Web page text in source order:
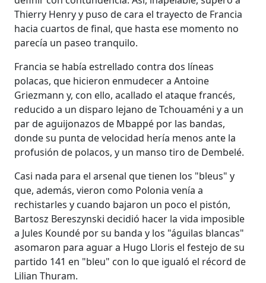
Thierry Henry y puso de cara el trayecto de Francia
hacia cuartos de final, que hasta ese momento no
parecía un paseo tranquilo.
Francia se había estrellado contra dos líneas
polacas, que hicieron enmudecer a Antoine
Griezmann y, con ello, acallado el ataque francés,
reducido a un disparo lejano de Tchouaméni y a un
par de aguijonazos de Mbappé por las bandas,
donde su punta de velocidad hería menos ante la
profusión de polacos, y un manso tiro de Dembelé.
Casi nada para el arsenal que tienen los "bleus" y
que, además, vieron como Polonia venía a
rechistarles y cuando bajaron un poco el pistón,
Bartosz Bereszynski decidió hacer la vida imposible
a Jules Koundé por su banda y los "águilas blancas"
asomaron para aguar a Hugo Lloris el festejo de su
partido 141 en "bleu" con lo que igualó el récord de
Lilian Thuram.